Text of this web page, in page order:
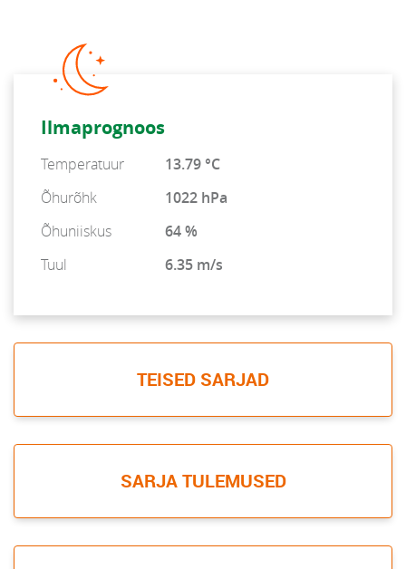
Ilmaprognoos
Temperatuur
13.79 °C
Õhurõhk
1022 hPa
Õhuniiskus
64 %
Tuul
6.35 m/s
TEISED SARJAD
SARJA TULEMUSED